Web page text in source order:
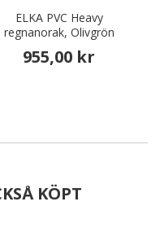
ELKA PVC Heavy
regnanorak, Olivgrön
955,00 kr
KÖPT